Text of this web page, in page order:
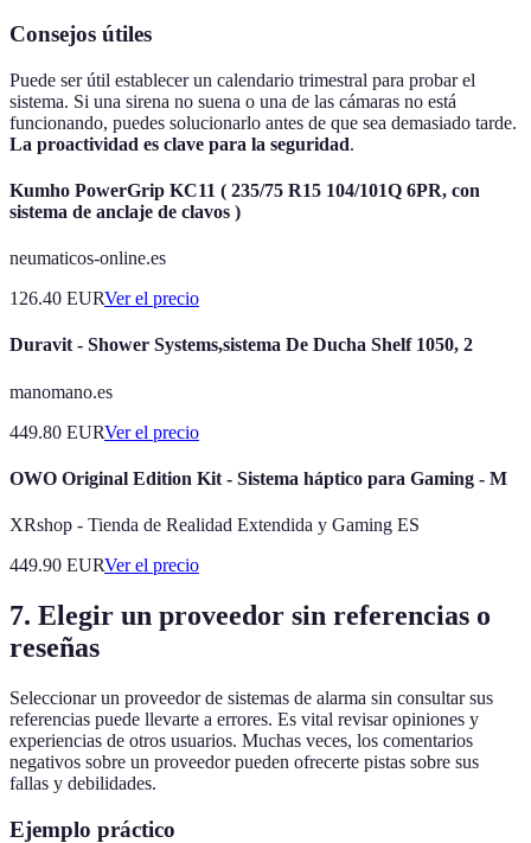
Consejos útiles
Puede ser útil establecer un calendario trimestral para probar el
sistema. Si una sirena no suena o una de las cámaras no está
funcionando, puedes solucionarlo antes de que sea demasiado tarde.
La proactividad es clave para la seguridad.
Kumho PowerGrip KC11 ( 235/75 R15 104/101Q 6PR, con
sistema de anclaje de clavos )
neumaticos-online.es
126.40 EURVer el precio
Duravit - Shower Systems,sistema De Ducha Shelf 1050, 2
manomano.es
449.80 EURVer el precio
OWO Original Edition Kit - Sistema háptico para Gaming - M
XRshop - Tienda de Realidad Extendida y Gaming ES
449.90 EURVer el precio
7. Elegir un proveedor sin referencias o
reseñas
Seleccionar un proveedor de sistemas de alarma sin consultar sus
referencias puede llevarte a errores. Es vital revisar opiniones y
experiencias de otros usuarios. Muchas veces, los comentarios
negativos sobre un proveedor pueden ofrecerte pistas sobre sus
fallas y debilidades.
Ejemplo práctico